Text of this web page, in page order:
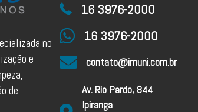
no
e
de
16 3976-2000
16 3976-2000
contato@imuni.com.br
Av. Rio Pardo, 844
Ipiranga